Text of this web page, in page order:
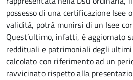
possesso di una certificazione Isee
validità, potrà munirsi di un Isee
Quest’ultimo, infatti, è aggiornato
reddituali e patrimoniali degli
calcolato con riferimento ad un
ravvicinato rispetto alla